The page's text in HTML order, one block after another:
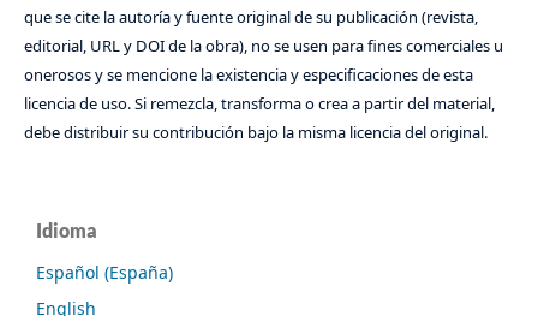
que se cite la autoría y fuente original de su publicación (revista,
editorial, URL y DOI de la obra), no se usen para fines comerciales u
onerosos y se mencione la existencia y especificaciones de esta
licencia de uso. Si remezcla, transforma o crea a partir del material,
debe distribuir su contribución bajo la misma licencia del original.
Idioma
Español (España)
English